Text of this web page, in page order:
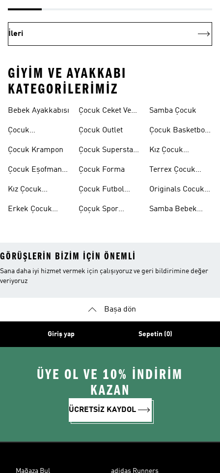
İleri
GIYIM VE AYAKKABI
KATEGORILERIMIZ
Bebek Ayakkabısı
Çocuk
Çocuk Krampon
Çocuk Eşofman
Kız Çocuk
Erkek Çocuk
Çocuk Ceket Ve
Çocuk Outlet
Çocuk Superstar
Çocuk Forma
Çocuk Futbol
Çoçuk Spor
Samba Çocuk
Çocuk Basketbol
Kız Çocuk
Terrex Çocuk
Originals Cocuk
Samba Bebek
GÖRÜŞLERIN BIZIM IÇIN ÖNEMLI
Sana daha iyi hizmet vermek için çalışıyoruz ve geri bildirimine değer
veriyoruz
Başa dön
Giriş yap Sepetin (0)
ÜYE OL VE 10% İNDİRİM
KAZAN
ÜCRETSİZ KAYDOL
Mağaza Bul adidas Runners